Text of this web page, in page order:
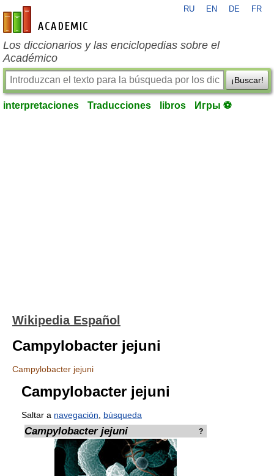
es-academic.com
RU EN DE FR
Los diccionarios y las enciclopedias sobre el
Académico
¡Buscar!
interpretaciones Traducciones libros Игры ⚽
Wikipedia Español
Campylobacter jejuni
Campylobacter jejuni
Campylobacter jejuni
Saltar a navegación búsqueda
?
Campylobacter jejuni